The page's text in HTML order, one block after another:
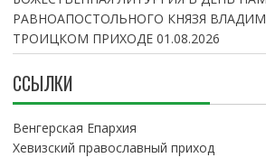
РАВНОАПОСТОЛЬНОГО КНЯЗЯ
ТРОИЦКОМ ПРИХОДЕ 01.08.2026
ССЫЛКИ
Венгерская Епархия
Хевизский православный приход